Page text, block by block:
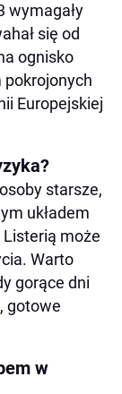
wymagały
się od
ognisko
pokrojonych
Europejskiej
starsze,
układem
może
Warto
gorące dni
gotowe
w